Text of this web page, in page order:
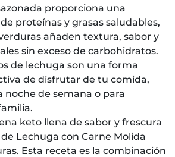
proporciona una
proteínas y grasas saludables,
añaden textura, sabor y
sin exceso de carbohidratos.
de lechuga son una forma
de disfrutar de tu comida,
noche de semana o para
keto llena de sabor y frescura
Lechuga con Carne Molida
Esta receta es la combinación